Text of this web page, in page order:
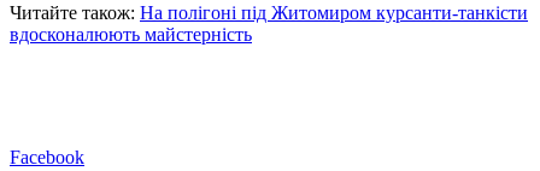
Читайте також: На полігоні під Житомиром курсанти-танкісти
вдосконалюють майстерність
Facebook